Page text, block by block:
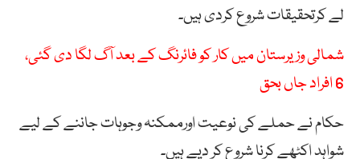
لے کرتحقیقات شروع کردی ہیں۔
شمالی وزیرستان میں کار کو فائرنگ کے بعد آگ لگا دی گئی،
6 افراد جاں بحق
حکام نے حملے کی نوعیت اورممکنہ وجوہات جاننے کے لیے
شواہد اکٹھے کرنا شروع کر دیے ہیں۔